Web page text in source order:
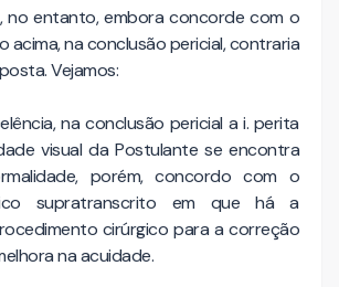
no entanto, embora concorde com o
acima, na conclusão pericial, contraria
Vejamos:
na conclusão pericial a i. perita
visual da Postulante se encontra
porém, concordo com o
supratranscrito em que há a
cirúrgico para a correção
na acuidade.